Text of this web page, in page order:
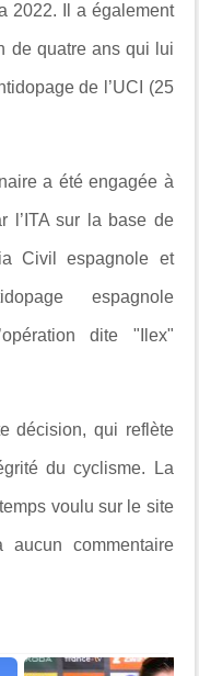
2022. Il a également
de quatre ans qui lui
de l’UCI (25
a été engagée à
l’ITA sur la base de
Civil espagnole et
espagnole
dite "Ilex"
décision, qui reflète
du cyclisme. La
voulu sur le site
commentaire